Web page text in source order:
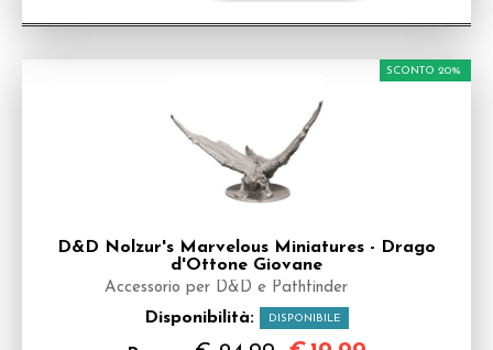
D&D Nolzur's Marvelous Miniatures - Drago
d'Ottone Giovane
Accessorio per D&D e Pathfinder
Disponibilità: DISPONIBILE
SCONTO 20%